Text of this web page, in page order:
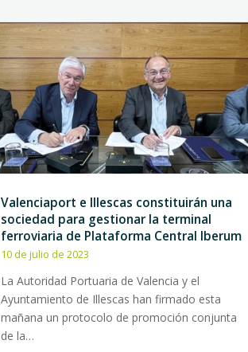
Valenciaport e Illescas constituirán una
sociedad para gestionar la terminal
ferroviaria de Plataforma Central Iberum
10 de julio de 2023
La Autoridad Portuaria de Valencia y el
Ayuntamiento de Illescas han firmado esta
mañana un protocolo de promoción conjunta
de la…